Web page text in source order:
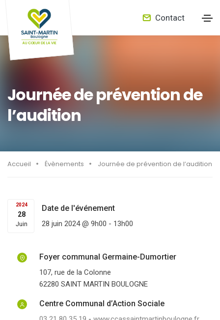
Contact
Journée de prévention de
l’audition
Accueil Évènements Journée de prévention de l’audition
2024
28
Juin
Date de l'événement
28 juin 2024 @ 9h00 - 13h00
Foyer communal Germaine-Dumortier
107, rue de la Colonne
62280 SAINT MARTIN BOULOGNE
Centre Communal d’Action Sociale